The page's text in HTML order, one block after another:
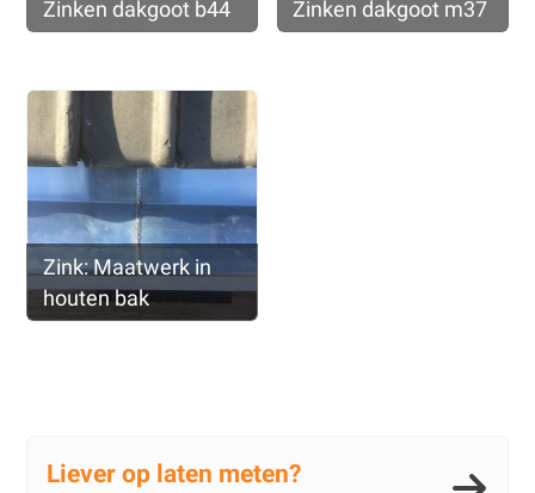
Zinken dakgoot b44 Zinken dakgoot m37
Zink: Maatwerk in
houten bak
Liever op laten meten?